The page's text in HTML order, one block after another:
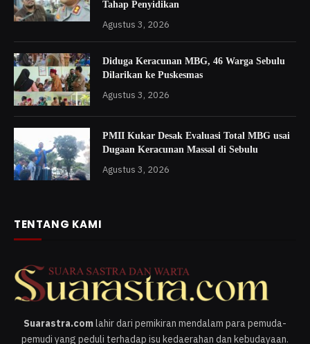
Tahap Penyidikan
Agustus 3, 2026
Diduga Keracunan MBG, 46 Warga Sebulu
Dilarikan ke Puskesmas
Agustus 3, 2026
PMII Kukar Desak Evaluasi Total MBG usai
Dugaan Keracunan Massal di Sebulu
Agustus 3, 2026
TENTANG KAMI
Suarastra.comlahir dari pemikiran mendalam para pemuda-
pemudi yang peduli terhadap isu kedaerahan dan kebudayaan.